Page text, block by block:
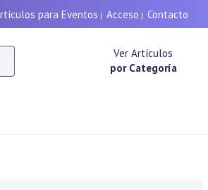
para Eventos | Acceso | Contacto
Ver Artículos
por Categoría